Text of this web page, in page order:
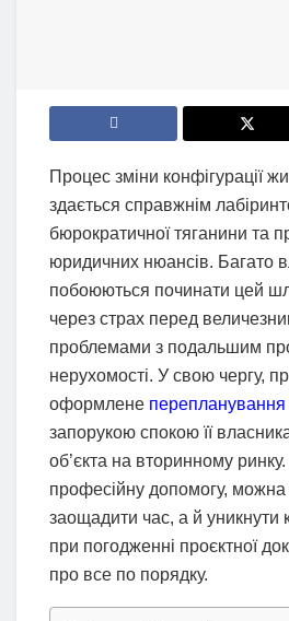
Процес зміни конфігурації
здається справжнім
бюрократичної тяганини та
юридичних нюансів. Багато
побоюються починати цей
через страх перед
проблемами з подальшим
нерухомості. У свою чергу,
оформлене перепланування
запорукою спокою її власника
об’єкта на вторинному
професійну допомогу,
заощадити час, а й уникнути
при погодженні проєктної
про все по порядку.